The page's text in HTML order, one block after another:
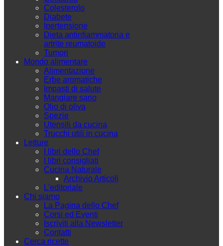
Colesterolo
Diabete
Ipertensione
Dieta antinfiammatoria e
artrite reumatoide
Tumori
Mondo alimentare
Alimentazione
Erbe aromatiche
Impasti di salute
Mangiare sano
Olio di oliva
Spezie
Utensili da cucina
Trucchi utili in cucina
Letture
I libri dello Chef
I libri consigliati
Cucina Naturale
Archivio Articoli
L'editoriale
Chi siamo
La Pagina dello Chef
Corsi ed Eventi
Iscriviti alla Newsletter
Contatti
Cerca ricette